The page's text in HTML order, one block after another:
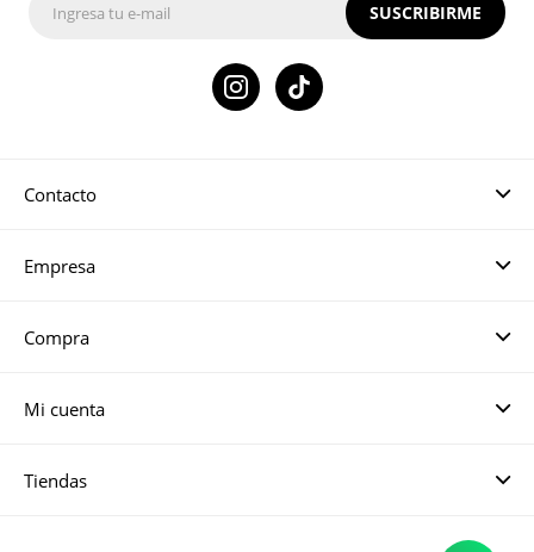
Contacto
Empresa
Compra
Mi cuenta
Tiendas
SUSCRIBIRME
